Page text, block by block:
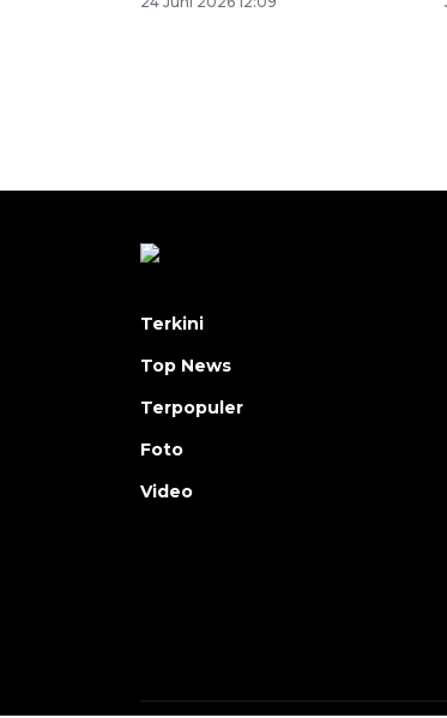
Terkini
Top News
Terpopuler
Foto
Video